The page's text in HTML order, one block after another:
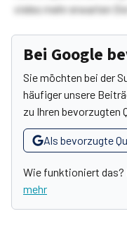
vieles mehr erwarten
Bei Google
Sie möchten bei der
häufiger unsere
zu Ihren bevorzugten
Als bevorzugte
Wie funktioniert das?
mehr